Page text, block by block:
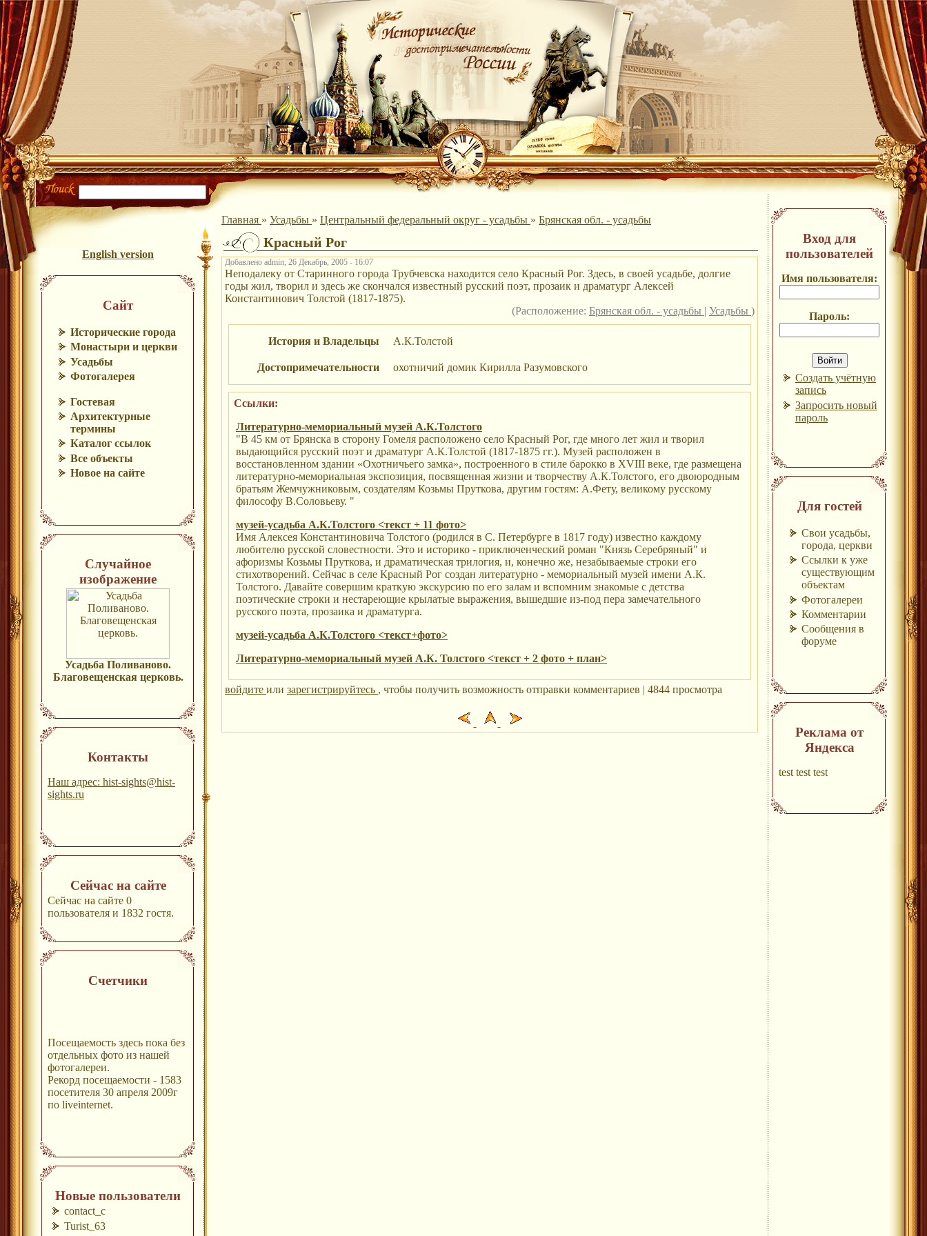
English version
Сайт
Исторические города
Монастыри и церкви
Усадьбы
Фотогалерея
Гостевая
Архитектурные
термины
Каталог ссылок
Все объекты
Новое на сайте
Случайное
изображение
Усадьба Поливаново.
Благовещенская церковь.
Контакты
Наш адрес: hist-sights@hist-
sights.ru
Сейчас на сайте
Сейчас на сайте 0
пользователя и 1832 гостя.
Счетчики
Посещаемость здесь пока без
отдельных фото из нашей
фотогалереи.
Рекорд посещаемости - 1583
посетителя 30 апреля 2009г
по liveinternet.
Новые пользователи
contact_c
Turist_63
Главная » Усадьбы » Центральный федеральный округ - усадьбы » Брянская обл. - усадьбы
Красный Рог
Добавлено admin, 26 Декабрь, 2005 - 16:07
Неподалеку от Старинного города Трубчевска находится село Красный Рог. Здесь, в своей усадьбе, долгие
годы жил, творил и здесь же скончался известный русский поэт, прозаик и драматург Алексей
Константинович Толстой (1817-1875).
(Расположение: Брянская обл. - усадьбы | Усадьбы )
История и Владельцы А.К.Толстой
Достопримечательности охотничий домик Кирилла Разумовского
Ссылки:
Литературно-мемориальный музей А.К.Толстого
"В 45 км от Брянска в сторону Гомеля расположено село Красный Рог, где много лет жил и творил
выдающийся русский поэт и драматург А.К.Толстой (1817-1875 гг.). Музей расположен в
восстановленном здании «Охотничьего замка», построенного в стиле барокко в XVIII веке, где размещена
литературно-мемориальная экспозиция, посвященная жизни и творчеству А.К.Толстого, его двоюродным
братьям Жемчужниковым, создателям Козьмы Пруткова, другим гостям: А.Фету, великому русскому
философу В.Соловьеву. "
музей-усадьба А.К.Толстого <текст + 11 фото>
Имя Алексея Константиновича Толстого (родился в С. Петербурге в 1817 году) известно каждому
любителю русской словестности. Это и историко - приключенческий роман "Князь Серебряный" и
афоризмы Козьмы Пруткова, и драматическая трилогия, и, конечно же, незабываемые строки его
стихотворений. Сейчас в селе Красный Рог создан литературно - мемориальный музей имени А.К.
Толстого. Давайте совершим краткую экскурсию по его залам и вспомним знакомые с детства
поэтические строки и нестареющие крылатые выражения, вышедшие из-под пера замечательного
русского поэта, прозаика и драматурга.
музей-усадьба А.К.Толстого <текст+фото>
Литературно-мемориальный музей А.К. Толстого <текст + 2 фото + план>
войдите или зарегистрируйтесь , чтобы получить возможность отправки комментариев | 4844 просмотра
Вход для
пользователей
Имя пользователя:
Пароль:
Создать учётную
запись
Запросить новый
пароль
Для гостей
Свои усадьбы,
города, церкви
Ссылки к уже
существующим
объектам
Фотогалереи
Комментарии
Сообщения в
форуме
Реклама от
Яндекса
test test test